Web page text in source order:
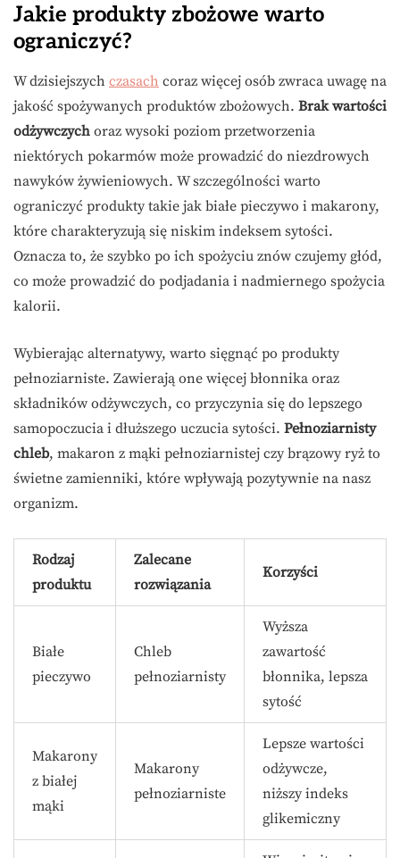
Jakie produkty zbożowe warto
ograniczyć?
W dzisiejszych czasach coraz więcej osób zwraca uwagę na
jakość spożywanych produktów zbożowych. Brak wartości
odżywczych oraz wysoki poziom przetworzenia
niektórych pokarmów może prowadzić do niezdrowych
nawyków żywieniowych. W szczególności warto
ograniczyć produkty takie jak białe pieczywo i makarony,
które charakteryzują się niskim indeksem sytości.
Oznacza to, że szybko po ich spożyciu znów czujemy głód,
co może prowadzić do podjadania i nadmiernego spożycia
kalorii.
Wybierając alternatywy, warto sięgnąć po produkty
pełnoziarniste. Zawierają one więcej błonnika oraz
składników odżywczych, co przyczynia się do lepszego
samopoczucia i dłuższego uczucia sytości. Pełnoziarnisty
chleb, makaron z mąki pełnoziarnistej czy brązowy ryż to
świetne zamienniki, które wpływają pozytywnie na nasz
organizm.
Rodzaj
produktu
Zalecane
rozwiązania
Korzyści
Białe
pieczywo
Chleb
pełnoziarnisty
Wyższa
zawartość
błonnika, lepsza
sytość
Makarony
z białej
mąki
Makarony
pełnoziarniste
Lepsze wartości
odżywcze,
niższy indeks
glikemiczny